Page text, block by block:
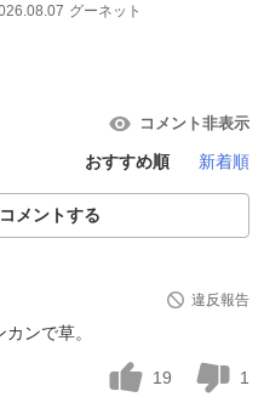
グーネット
コメント非表示
おすすめ順 新着順
メントする
違反報告
ンで草。
19 1